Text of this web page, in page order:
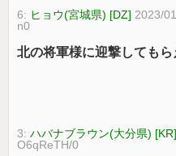
6: ヒョウ(宮城県) [DZ] 2023/
n0
北の将軍様に迎撃してもら
3:ハバナブラウン(大分県) [KR]
O6qReTH/0